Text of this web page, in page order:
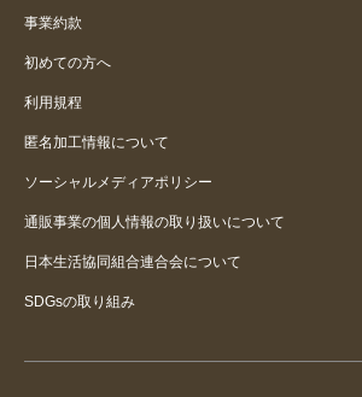
事業約款
初めての方へ
利用規程
匿名加工情報について
ソーシャルメディアポリシー
通販事業の個人情報の取り扱いについて
日本生活協同組合連合会について
SDGsの取り組み